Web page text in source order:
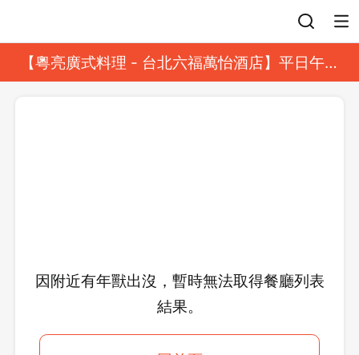
【粵亮廣式料理 - 台北六福萬怡酒店】平日午餐
8 折起｜靓港點套餐
因附近有年獸出沒，暫時無法取得餐廳列表
結果。